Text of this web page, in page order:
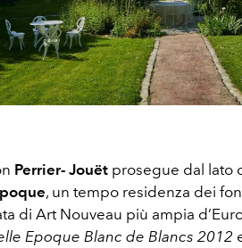
Perrier- Jouët prosegue dal lato
, un tempo residenza dei
di Art Nouveau più ampia
Epoque Blanc de Blancs 2012